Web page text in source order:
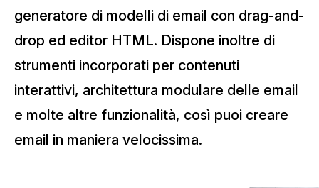
generatore di modelli di email con drag-and-
drop ed editor HTML. Dispone inoltre di
strumenti incorporati per contenuti
interattivi, architettura modulare delle email
e molte altre funzionalità, così puoi creare
email in maniera velocissima.